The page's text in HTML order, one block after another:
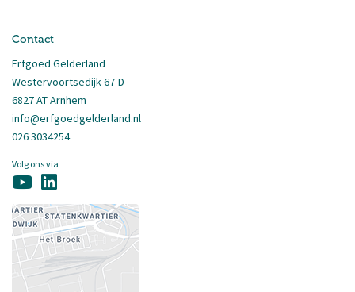
Contact
Erfgoed Gelderland
Westervoortsedijk 67-D
6827 AT Arnhem
info@erfgoedgelderland.nl
026 3034254
Volg ons via